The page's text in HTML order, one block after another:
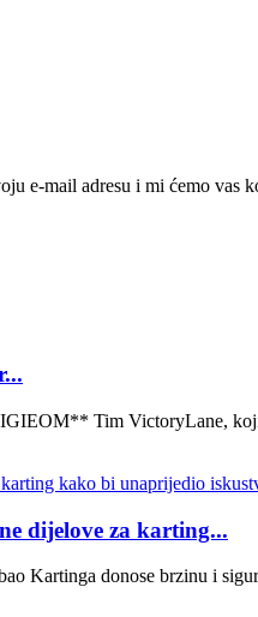
e-mail adresu i mi ćemo vas
Tim VictoryLane, koji
dijelove za karting...
Kartinga donose brzinu i